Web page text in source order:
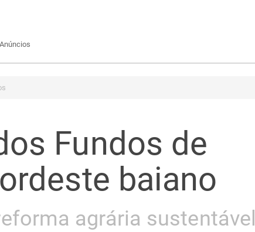
Anúncios
Fundos de
baiano
agrária sustentável